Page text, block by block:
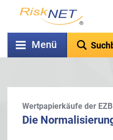
Menü
Wertpapierkäufe der
Die